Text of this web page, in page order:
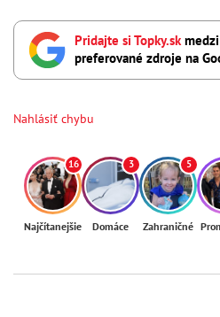
Pridajte si Topky.skmedzi
preferované zdroje na
Nahlásiť chybu
16
Najčítanejšie
3
Domáce
5
Zahraničné